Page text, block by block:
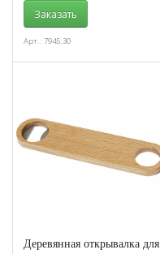
Заказать
Арт.: 7945.30
Деревянная открывалка для